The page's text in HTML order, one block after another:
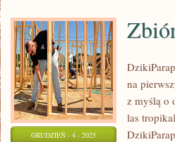
GRUDZIEŃ - 4 - 2025
na
z myślą o
las